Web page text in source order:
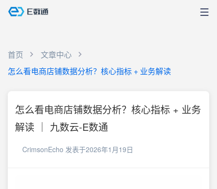
首页
文章中心
怎么看电商店铺数据分析？核心指标 + 业务解读
怎么看电商店铺数据分析？核心指标 + 业务
解读 ｜ 九数云-E数通
CrimsonEcho 发表于2026年1月19日